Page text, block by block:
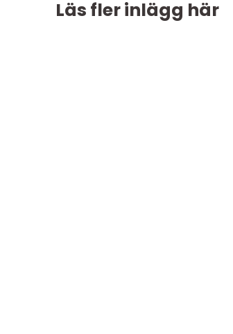
Läs fler inlägg här